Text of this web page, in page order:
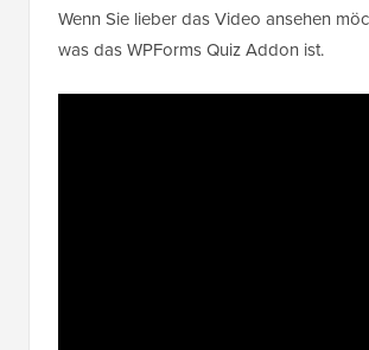
Wenn Sie lieber das Video ansehen
was das WPForms Quiz Addon ist.